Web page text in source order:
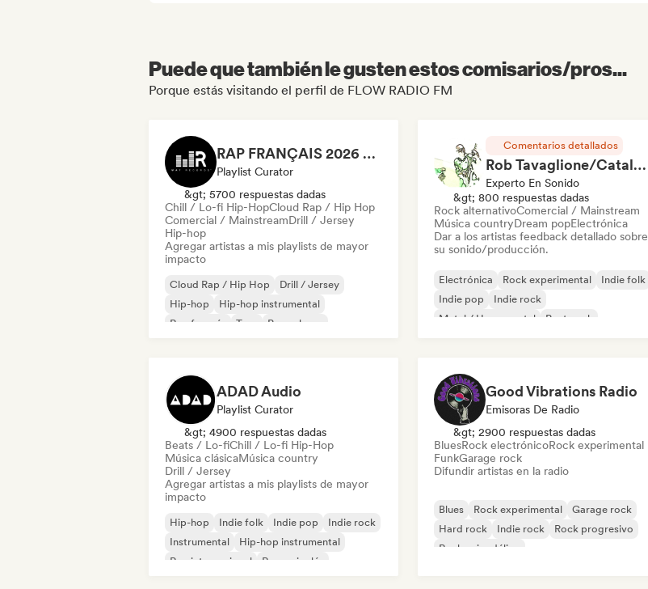
Puede que también le gusten estos comisarios/pros...
Porque estás visitando el perfil de FLOW RADIO FM
RAP FRANÇAIS 2026 🔥🇫🇷 (Way Records)
Playlist Curator
&gt; 5700 respuestas dadas
Chill / Lo-fi Hip-HopCloud Rap / Hip Hop
Comercial / MainstreamDrill / Jersey
Hip-hop
Agregar artistas a mis playlists de mayor
impacto
Cloud Rap / Hip Hop
Drill / Jersey
Hip-hop
Hip-hop instrumental
Rap francés
Trap
Pop urbano
Comentarios detallados
Rob Tavaglione/Catalyst Recording
Experto En Sonido
&gt; 800 respuestas dadas
Rock alternativoComercial / Mainstream
Música countryDream popElectrónica
Dar a los artistas feedback detallado sobre
su sonido/producción.
Electrónica Rock experimental
Indie folk
Indie pop
Indie rock
Metal / Heavy metal
Post punk
ADAD Audio
Playlist Curator
&gt; 4900 respuestas dadas
Beats / Lo-fiChill / Lo-fi Hip-Hop
Música clásicaMúsica country
Drill / Jersey
Agregar artistas a mis playlists de mayor
impacto
Hip-hop Indie folk Indie pop
Indie rock
Instrumental
Hip-hop instrumental
Rap internacional
Rap en inglés
Good Vibrations Radio
Emisoras De Radio
&gt; 2900 respuestas dadas
BluesRock electrónicoRock experimental
FunkGarage rock
Difundir artistas en la radio
Blues Rock experimental
Garage rock
Hard rock
Indie rock
Rock progresivo
Rock psicodélico